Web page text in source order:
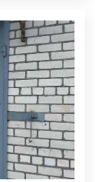
• санвузол .
бізнесу
скину влічку